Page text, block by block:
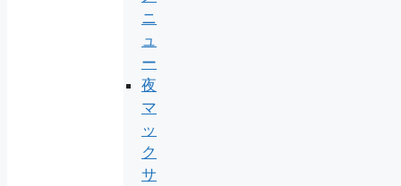
ニ
ュ
ー
夜
マ
ッ
ク
サ